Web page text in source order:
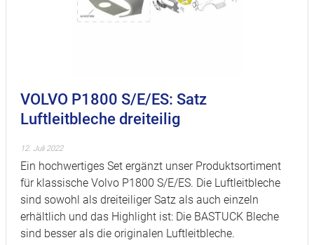
VOLVO P1800 S/E/ES: Satz
Luftleitbleche dreiteilig
12. Juli 2022
Ein hochwertiges Set ergänzt unser Produktsortiment
für klassische Volvo P1800 S/E/ES. Die Luftleitbleche
sind sowohl als dreiteiliger Satz als auch einzeln
erhältlich und das Highlight ist: Die BASTUCK Bleche
sind besser als die originalen Luftleitbleche.